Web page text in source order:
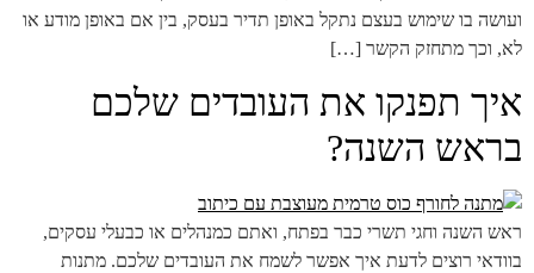
ועושה בו שימוש בעצם נתקל באופן תדיר בעסק, בין אם באופן מודע או
לא, וכך מתחזק הקשר […]
איך תפנקו את העובדים שלכם
בראש השנה?
ראש השנה וחגי תשרי כבר בפתח, ואתם כמנהלים או כבעלי עסקים,
בוודאי רוצים לדעת איך אפשר לשמח את העובדים שלכם. מתנות